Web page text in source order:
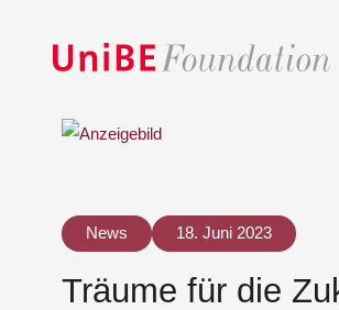
News 18. Juni 2023
Träume für die